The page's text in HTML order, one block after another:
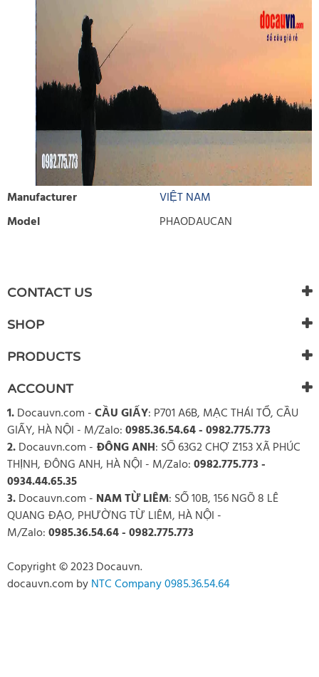
Manufacturer
VIỆT NAM
Model
PHAODAUCAN
There are currently no product reviews. Be the first who write
review
CONTACT US
SHOP
PRODUCTS
ACCOUNT
1.Docauvn.com -CẦU GIẤY: P701 A6B, MẠC THÁI TỔ, CẦU
GIẤY, HÀ NỘI - M/Zalo:0985.36.54.64 - 0982.775.773
2.Docauvn.com - ĐÔNG ANH: SỐ 63G2 CHỢ Z153 XÃ PHÚC
THỊNH, ĐÔNG ANH, HÀ NỘI - M/Zalo:0982.775.773 -
0934.44.65.35
3.Docauvn.com - NAM TỪ LIÊM: SỐ 10B, 156 NGÕ 8 LÊ
QUANG ĐẠO, PHƯỜNG TỪ LIÊM, HÀ NỘI -
M/Zalo:0985.36.54.64 - 0982.775.773
Copyright © 2023 Docauvn.
docauvn.com byNTC Company 0985.36.54.64